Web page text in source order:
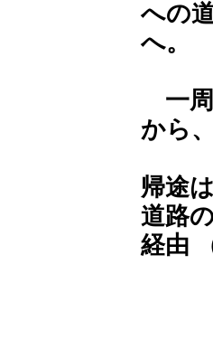
への
へ。
一
から
帰途
道路
経由